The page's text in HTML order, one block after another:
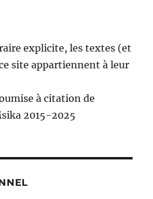
explicite, les textes (et
site appartiennent à leur
à citation de
2015-2025